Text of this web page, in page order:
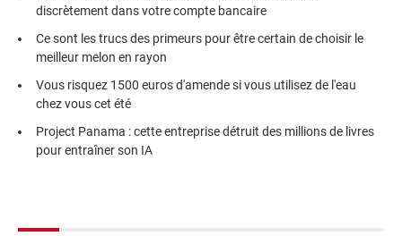
discrètement dans votre compte bancaire
Ce sont les trucs des primeurs pour être certain de choisir le
meilleur melon en rayon
Vous risquez 1500 euros d'amende si vous utilisez de l'eau
chez vous cet été
Project Panama : cette entreprise détruit des millions de livres
pour entraîner son IA